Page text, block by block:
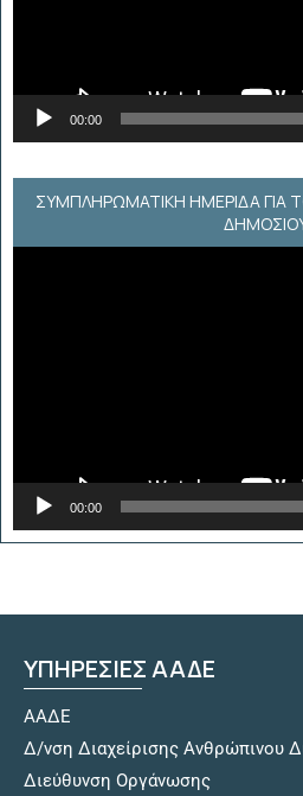
00:00
ΣΥΜΠΛΗΡΩΜΑΤΙΚΗ ΗΜΕΡΙΔΑ ΓΙΑ
00:00
ΥΠΗΡΕΣΙΕΣ ΑΑΔΕ
ΑΑΔΕ
Δ/νση Διαχείρισης Ανθρώπινου
Διεύθυνση Οργάνωσης